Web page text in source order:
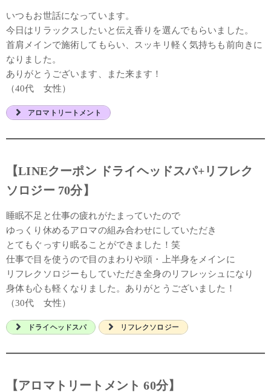
いつもお世話になっています。
今日はリラックスしたいと伝え香りを選んでもらいました。
首肩メインで施術してもらい、スッキリ軽く気持ちも前向きに
なりました。
ありがとうございます、また来ます！
（40代 女性）
アロマトリートメント
【LINEクーポン ドライヘッドスパ+リフレク
ソロジー 70分】
睡眠不足と仕事の疲れがたまっていたので
ゆっくり休めるアロマの組み合わせにしていただき
とてもぐっすり眠ることができました！笑
仕事で目を使うので目のまわりや頭・上半身をメインに
リフレクソロジーもしていただき全身のリフレッシュになり
身体も心も軽くなりました。ありがとうございました！
（30代 女性）
ドライヘッドスパ リフレクソロジー
【アロマトリートメント 60分】